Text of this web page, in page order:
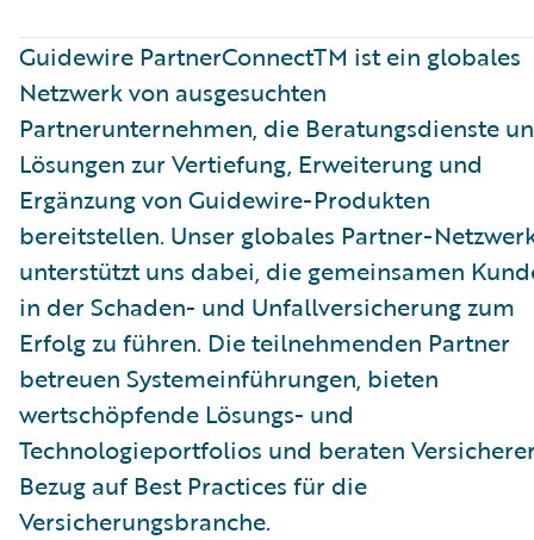
Guidewire PartnerConnectTM ist ein globales
Netzwerk von ausgesuchten
Partnerunternehmen, die Beratungsdienste
Lösungen zur Vertiefung, Erweiterung und
Ergänzung von Guidewire-Produkten
bereitstellen. Unser globales Partner-
unterstützt uns dabei, die gemeinsamen
in der Schaden- und Unfallversicherung zum
Erfolg zu führen. Die teilnehmenden Partner
betreuen Systemeinführungen, bieten
wertschöpfende Lösungs- und
Technologieportfolios und beraten
Bezug auf Best Practices für die
Versicherungsbranche.